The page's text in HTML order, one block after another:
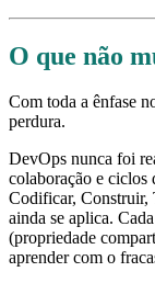
O que não
Com toda a ênfase
perdura.
DevOps nunca foi
colaboração e
Codificar, Construir,
ainda se aplica.
(propriedade
aprender com o